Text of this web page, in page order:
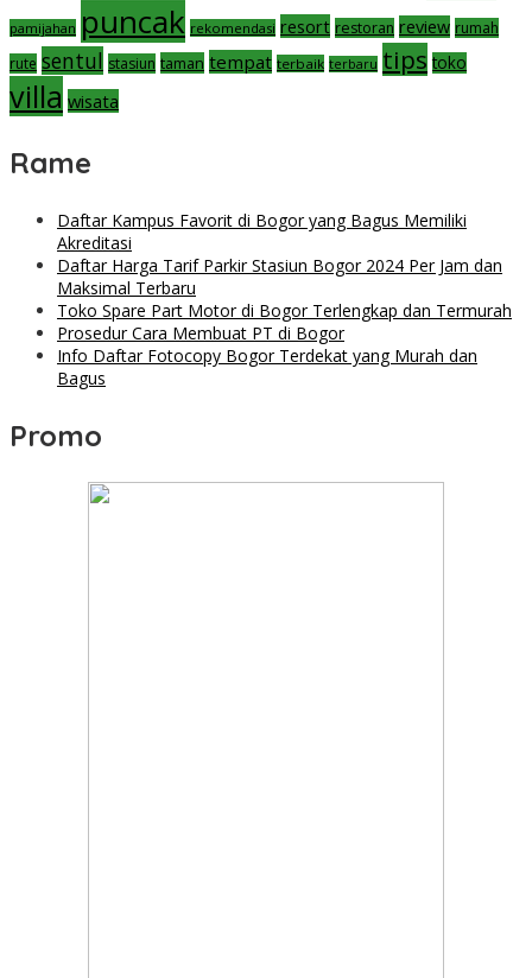
pamijahan puncak rekomendasi resort restoran review rumah
rute sentul stasiun taman tempat terbaik terbaru tips toko
villa wisata
Rame
Daftar Kampus Favorit di Bogor yang Bagus Memiliki
Akreditasi
Daftar Harga Tarif Parkir Stasiun Bogor 2024 Per Jam dan
Maksimal Terbaru
Toko Spare Part Motor di Bogor Terlengkap dan Termurah
Prosedur Cara Membuat PT di Bogor
Info Daftar Fotocopy Bogor Terdekat yang Murah dan
Bagus
Promo